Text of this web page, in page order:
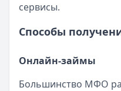
сервисы.
Способы
Онлайн-займы
Большинство МФО